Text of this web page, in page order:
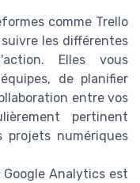
comme Trello
les différentes
Elles vous
de planifier
entre vos
pertinent
projets numériques
Google Analytics est